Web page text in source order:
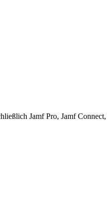
Jamf Pro, Jamf Connect,